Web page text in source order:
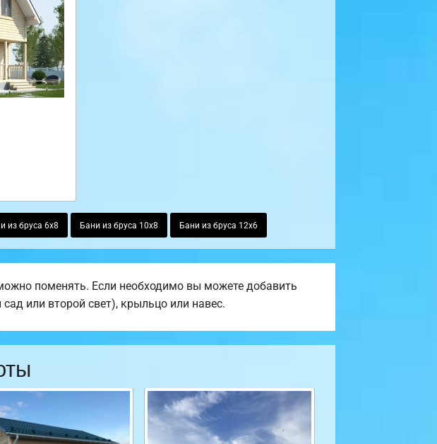
из бруса 6х8 Бани из бруса 10х8 Бани из бруса 12х6
поменять. Если необходимо вы можете добавить
или второй свет), крыльцо или навес.